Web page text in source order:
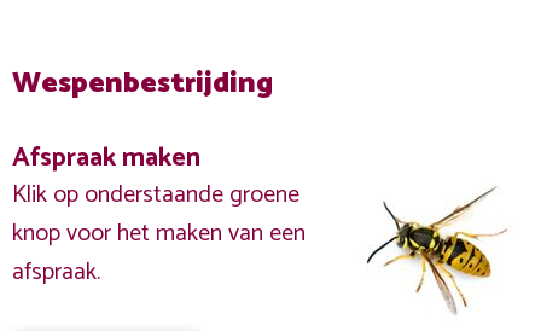
Wespenbestrijding
Afspraak maken
Klik op onderstaande groene
knop voor het maken van een
afspraak.